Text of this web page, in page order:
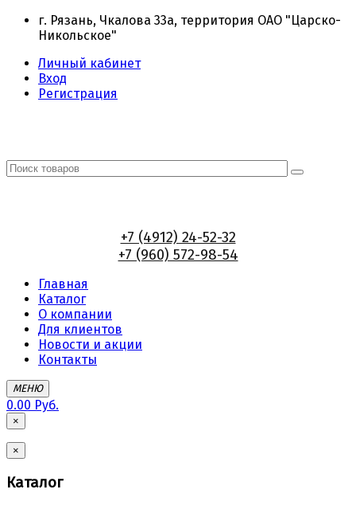
г. Рязань, Чкалова 33а, территория ОАО "Царско-
Никольское"
Личный кабинет
Вход
Регистрация
+7 (4912) 24-52-32
+7 (960) 572-98-54
Главная
Каталог
О компании
Для клиентов
Новости и акции
Контакты
МЕНЮ
0.00 Руб.
×
×
Каталог